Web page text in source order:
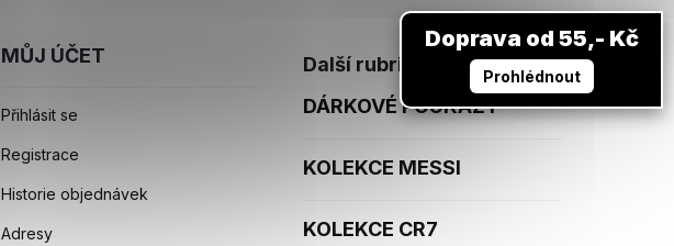
MŮJ ÚČET
Přihlásit se
Registrace
Historie objednávek
Adresy
Další rubriky
DÁRKOVÉ POUKAZY
KOLEKCE MESSI
KOLEKCE CR7
Doprava od 55,- Kč
Prohlédnout